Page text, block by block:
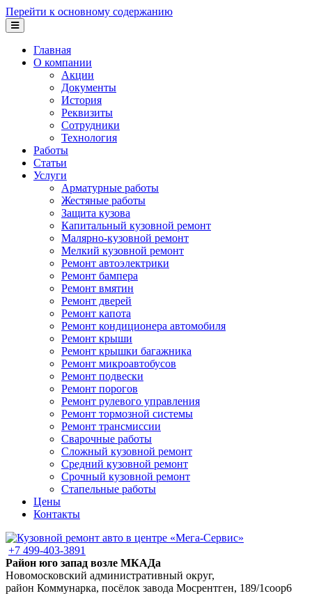
Перейти к основному содержанию
Главная
О компании
Акции
Документы
История
Реквизиты
Сотрудники
Технология
Работы
Статьи
Услуги
Арматурные работы
Жестяные работы
Защита кузова
Капитальный кузовной ремонт
Малярно-кузовной ремонт
Мелкий кузовной ремонт
Ремонт автоэлектрики
Ремонт бампера
Ремонт вмятин
Ремонт дверей
Ремонт капота
Ремонт кондиционера автомобиля
Ремонт крыши
Ремонт крышки багажника
Ремонт микроавтобусов
Ремонт подвески
Ремонт порогов
Ремонт рулевого управления
Ремонт тормозной системы
Ремонт трансмиссии
Сварочные работы
Сложный кузовной ремонт
Средний кузовной ремонт
Срочный кузовной ремонт
Стапельные работы
Цены
Контакты
+7 499-403-3891
Район юго запад возле МКАДа
Новомосковский административный округ,
район Коммунарка, посёлок завода Мосрентген, 189/1соор6